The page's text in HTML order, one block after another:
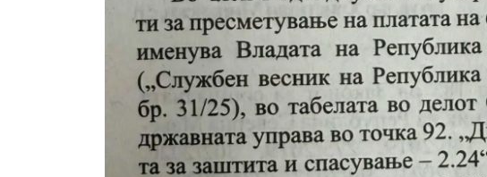
во главниот град на Русуија – експлозивот бил
завиткан како роденденски подарок
AUGUST 2, 2026